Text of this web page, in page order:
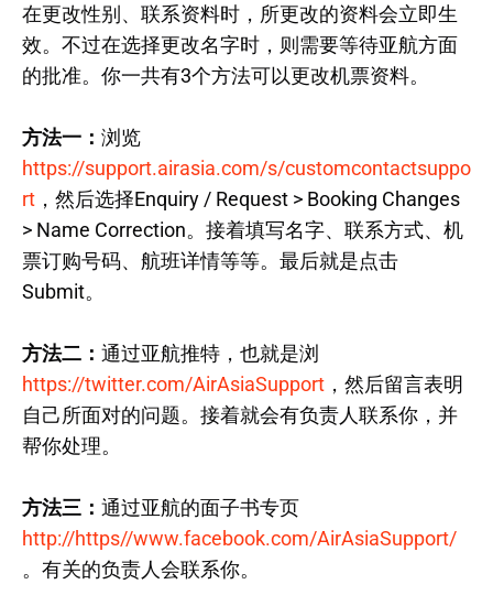
在更改性别、联系资料时，所更改的资料会立即生
效。不过在选择更改名字时，则需要等待亚航方面
的批准。你一共有3个方法可以更改机票资料。
方法一： 浏览
https://support.airasia.com/s/customcontactsuppo
rt ，然后选择Enquiry / Request > Booking Changes
> Name Correction。接着填写名字、联系方式、机
票订购号码、航班详情等等。最后就是点击
Submit。
方法二： 通过亚航推特，也就是浏
https://twitter.com/AirAsiaSupport ，然后留言表明
自己所面对的问题。接着就会有负责人联系你，并
帮你处理。
方法三： 通过亚航的面子书专页
http://https//www.facebook.com/AirAsiaSupport/
。有关的负责人会联系你。